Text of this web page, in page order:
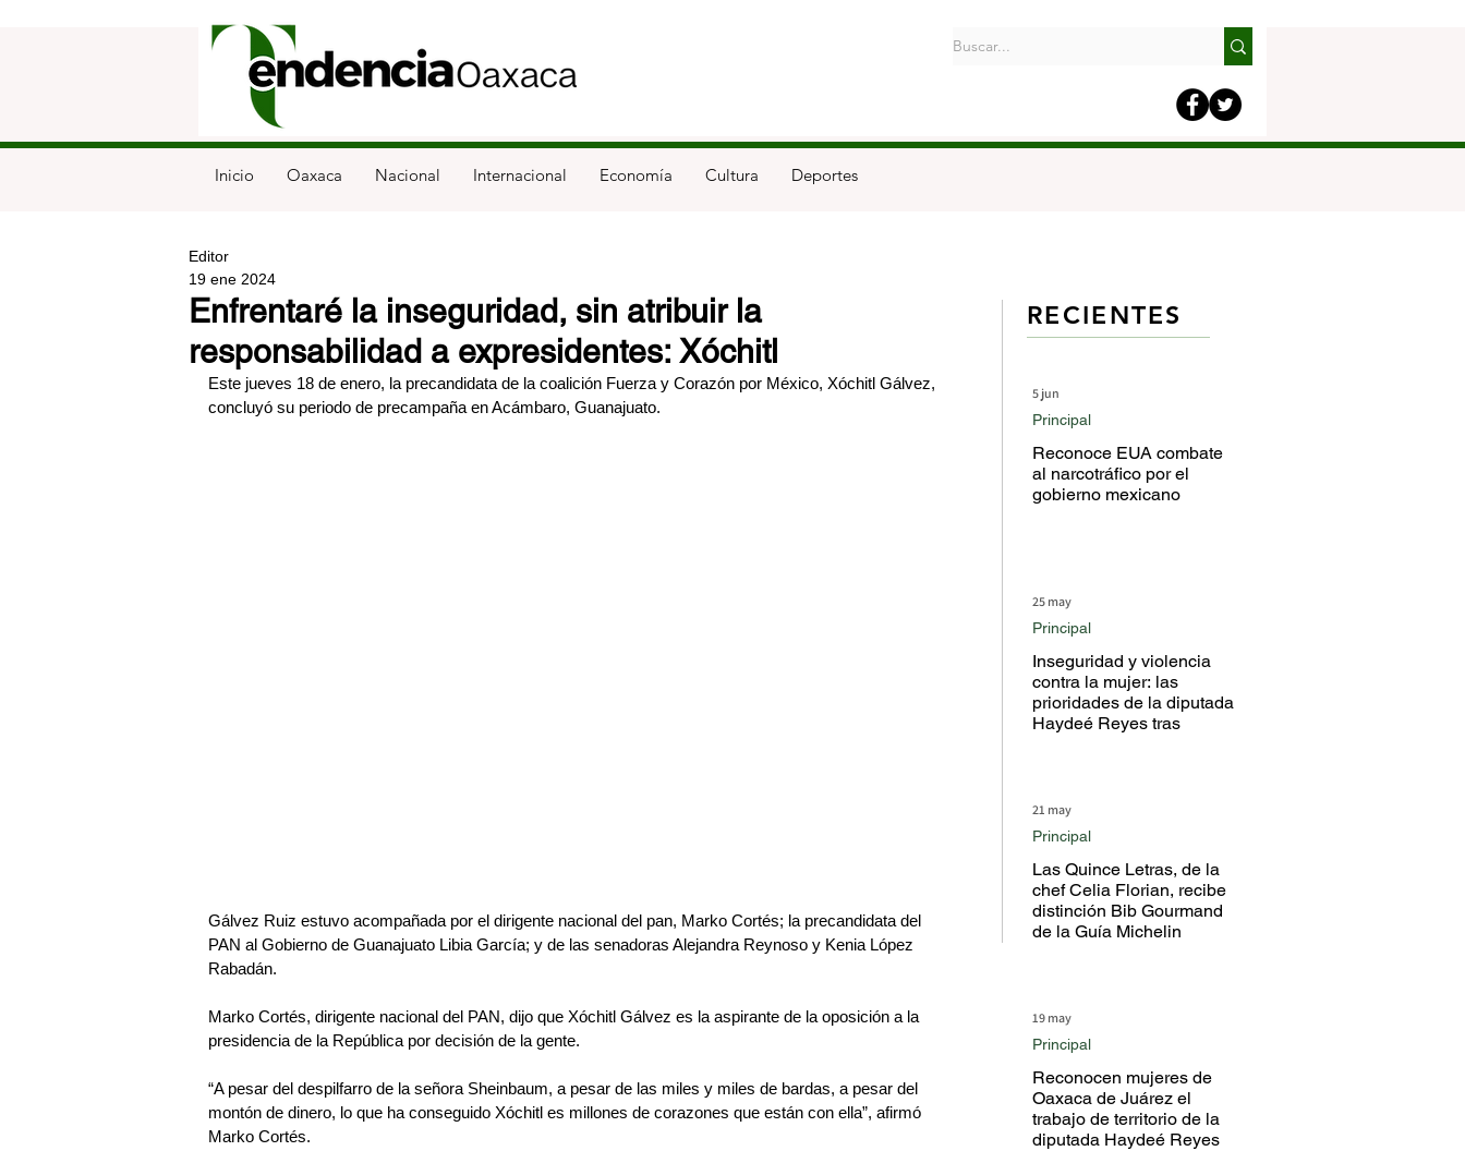
Inicio Oaxaca Nacional Internacional Economía Cultura Deportes
Enfrentaré la inseguridad, sin atribuir la
responsabilidad a expresidentes: Xóchitl
Editor
19 ene 2024
Este jueves 18 de enero, la precandidata de la coalición Fuerza y Corazón por México, Xóchitl Gálvez,
concluyó su periodo de precampaña en Acámbaro, Guanajuato.
Gálvez Ruiz estuvo acompañada por el dirigente nacional del pan, Marko Cortés; la precandidata del
PAN al Gobierno de Guanajuato Libia García; y de las senadoras Alejandra Reynoso y Kenia López
Rabadán.
Marko Cortés, dirigente nacional del PAN, dijo que Xóchitl Gálvez es la aspirante de la oposición a la
presidencia de la República por decisión de la gente.
“A pesar del despilfarro de la señora Sheinbaum, a pesar de las miles y miles de bardas, a pesar del
montón de dinero, lo que ha conseguido Xóchitl es millones de corazones que están con ella”, afirmó
Marko Cortés.
Reconoce EUA combate
al narcotráfico por el
gobierno mexicano
Principal
5 jun
Inseguridad y violencia
contra la mujer: las
prioridades de la diputada
Haydeé Reyes tras
Principal
25 may
Las Quince Letras, de la
chef Celia Florian, recibe
distinción Bib Gourmand
de la Guía Michelin
Principal
21 may
Reconocen mujeres de
Oaxaca de Juárez el
trabajo de territorio de la
diputada Haydeé Reyes
Principal
19 may
RECIENTES